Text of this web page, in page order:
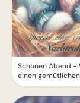
Schönen Abend -
einen